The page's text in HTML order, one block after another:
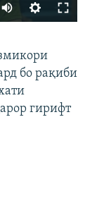
480p
360p
480pбо рақиби
гирифт